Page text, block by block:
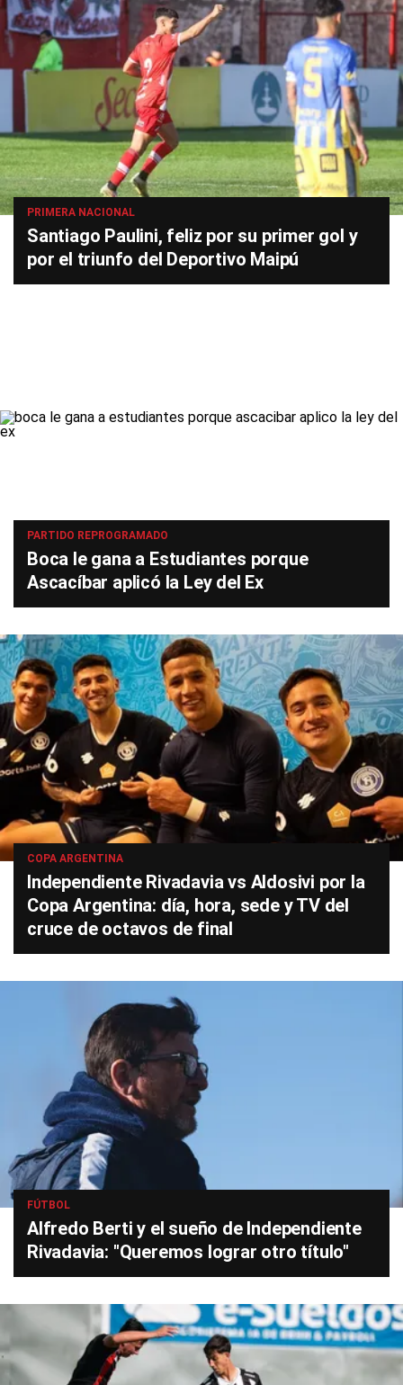
PRIMERA NACIONAL
Santiago Paulini, feliz por su primer gol y
por el triunfo del Deportivo Maipú
PARTIDO REPROGRAMADO
Boca le gana a Estudiantes porque
Ascacíbar aplicó la Ley del Ex
COPA ARGENTINA
Independiente Rivadavia vs Aldosivi por la
Copa Argentina: día, hora, sede y TV del
cruce de octavos de final
FÚTBOL
Alfredo Berti y el sueño de Independiente
Rivadavia: "Queremos lograr otro título"